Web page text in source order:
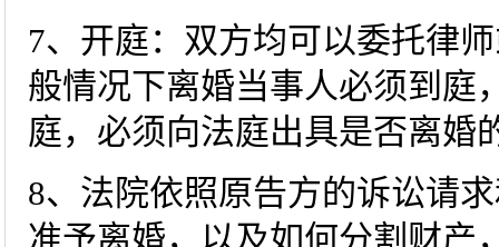
7、开庭：双方均可以委托律
般情况下离婚当事人必须到庭
庭，必须向法庭出具是否离婚
8、法院依照原告方的诉讼请
准予离婚，以及如何分割财产